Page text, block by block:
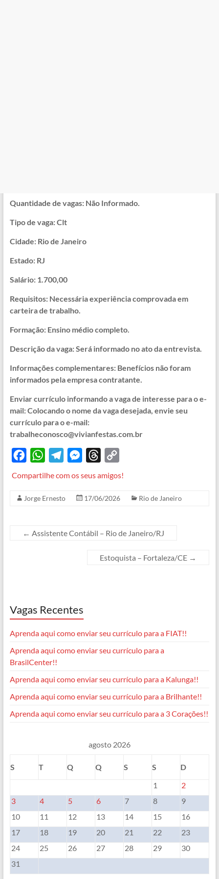
Quantidade de vagas: Não Informado.
Tipo de vaga: Clt
Cidade: Rio de Janeiro
Estado: RJ
Salário: 1.700,00
Requisitos: Necessária experiência comprovada em
carteira de trabalho.
Formação: Ensino médio completo.
Descrição da vaga: Será informado no ato da entrevista.
Informações complementares: Benefícios não foram
informados pela empresa contratante.
Enviar currículo informando a vaga de interesse para o e-
mail: Colocando o nome da vaga desejada, envie seu
currículo para o e-mail:
trabalheconosco@vivianfestas.com.br
e
W
t
A
e
M
s
n
e
y
k
Compartilhe com os seus amigos!
Jorge Ernesto 17/06/2026 Rio de Janeiro
← Assistente Contábil – Rio de Janeiro/RJ
Estoquista – Fortaleza/CE →
Vagas Recentes
Aprenda aqui como enviar seu currículo para a FIAT!!
Aprenda aqui como enviar seu currículo para a
BrasilCenter!!
Aprenda aqui como enviar seu currículo para a Kalunga!!
Aprenda aqui como enviar seu currículo para a Brilhante!!
Aprenda aqui como enviar seu currículo para a 3 Corações!!
agosto 2026
S T Q Q S S
D
1
2
3
4 5 6 7 8
9
10
11 12 13 14 15
16
17
18 19 20 21 22
23
24
25 26 27 28 29
30
31